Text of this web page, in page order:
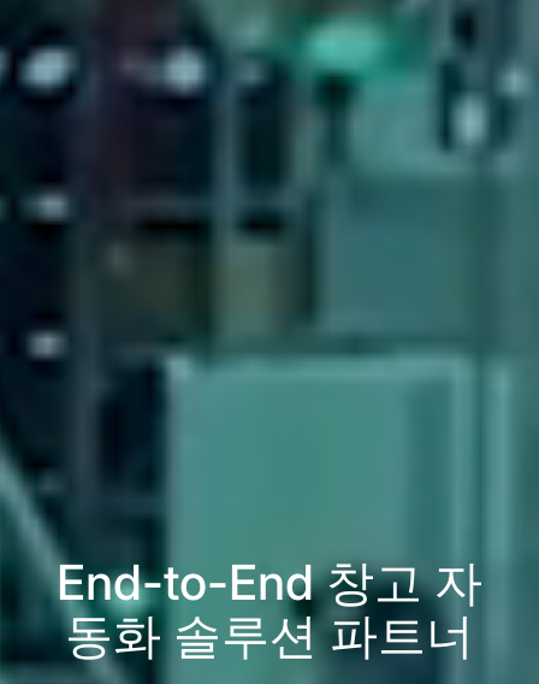
End-to-End 창고 자
동화 솔루션 파트너